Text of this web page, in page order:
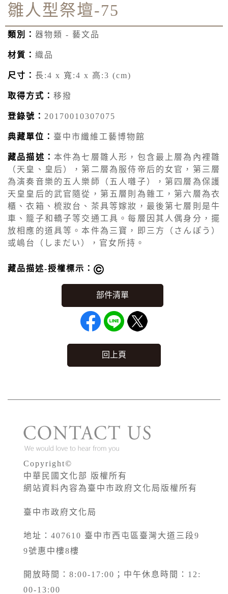
雛人型祭壇-75
類別： 器物類 - 藝文品
材質： 織品
尺寸： 長:4 x 寬:4 x 高:3 (cm)
取得方式： 移撥
登錄號： 20170010307075
典藏單位： 臺中市纖維工藝博物館
藏品描述： 本件為七層雛人形，包含最上層為內裡雛
（天皇、皇后），第二層為服侍帝后的女官，第三層
為演奏音樂的五人樂師（五人囃子），第四層為保護
天皇皇后的武官隨從，第五層則為雜工，第六層為衣
櫃、衣箱、梳妝台、茶具等嫁妝，最後第七層則是牛
車、籠子和轎子等交通工具。每層因其人偶身分，擺
放相應的道具等。本件為三寶，即三方（さんぽう）
或嶋台（しまだい），官女所持。
藏品描述-授權標示：
回上頁
Copyright©
中華民國文化部 版權所有
網站資料內容為臺中市政府文化局版權所有
臺中市政府文化局
地址：407610 臺中市西屯區臺灣大道三段9
9號惠中樓8樓
開放時間：8:00-17:00；中午休息時間：12:
00-13:00